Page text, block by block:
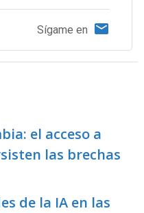
Sígame en
el acceso a
las brechas
de la IA en las